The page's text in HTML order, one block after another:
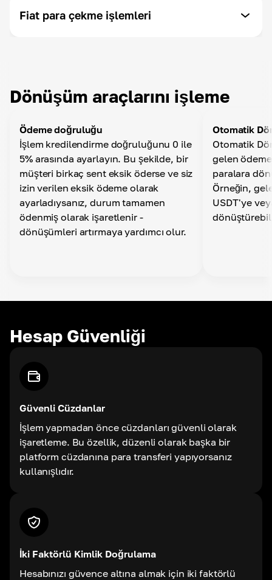
İstediğiniz zaman para çekin - Cryptomus size para
Cüzdanından para çektiğinizde paranızın otomatik
olarak dönüştürülmesini sağlayın
Otomatik Para Çekme
Kişisel hesap ayarlarınızda, bir zaman aralığı, para
birimi ve ağ belirleyerek herhangi bir cüzdana
otomatik para çekme işlemi ayarlayabilirsiniz.
Fiat para çekme işlemleri
Dönüşüm araçlarını işleme
Ödeme doğruluğu
İşlem kredilendirme doğruluğunu 0 ile
5% arasında ayarlayın. Bu şekilde, bir
müşteri birkaç sent eksik öderse ve siz
izin verilen eksik ödeme olarak
ayarladıysanız, durum tamamen
ödenmiş olarak işaretlenir -
dönüşümleri artırmaya yardımcı olur.
Otomatik
Otomatik
gelen
paralara
Örneğin,
USDT'ye
Hesap Güvenliği
Güvenli Cüzdanlar
İşlem yapmadan önce cüzdanları güvenli olarak
işaretleme. Bu özellik, düzenli olarak başka bir
platform cüzdanına para transferi yapıyorsanız
kullanışlıdır.
İki Faktörlü Kimlik Doğrulama
Hesabınızı güvence altına almak için iki faktörlü